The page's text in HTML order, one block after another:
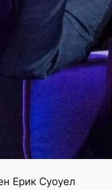
Ерик Суоуел